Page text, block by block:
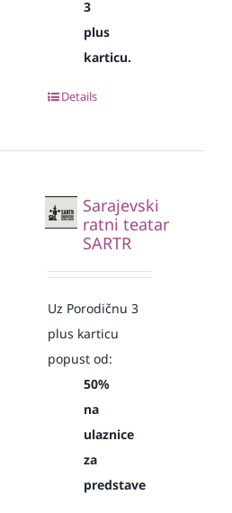
3
plus
karticu.
Details
Sarajevski
ratni teatar
SARTR
Uz Porodičnu 3
plus karticu
popust od:
50%
na
ulaznice
za
predstave